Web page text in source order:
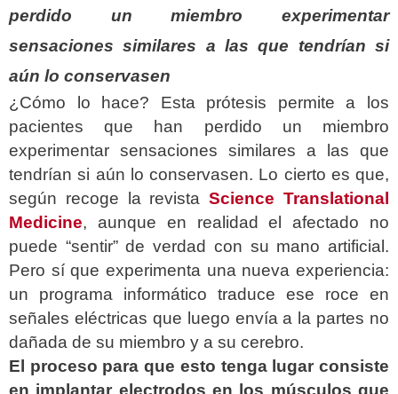
perdido un miembro experimentar
sensaciones similares a las que tendrían si
aún lo conservasen
¿Cómo lo hace? Esta prótesis permite a los
pacientes que han perdido un miembro
experimentar sensaciones similares a las que
tendrían si aún lo conservasen. Lo cierto es que,
según recoge la revistaScience Translational
Medicine, aunque en realidad el afectado no
puede “sentir” de verdad con su mano artificial.
Pero sí que experimenta una nueva experiencia:
un programa informático traduce ese roce en
señales eléctricas que luego envía a la partes no
dañada de su miembro y a su cerebro.
El proceso para que esto tenga lugar consiste
en implantar electrodos en los músculos que